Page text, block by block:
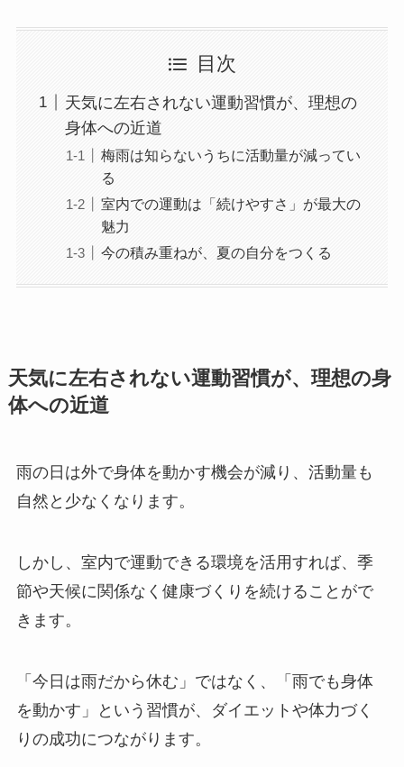
目次
天気に左右されない運動習慣が、理想の
身体への近道
梅雨は知らないうちに活動量が減ってい
る
室内での運動は「続けやすさ」が最大の
魅力
今の積み重ねが、夏の自分をつくる
天気に左右されない運動習慣が、理想の身
体への近道
雨の日は外で身体を動かす機会が減り、活動量も
自然と少なくなります。
しかし、室内で運動できる環境を活用すれば、季
節や天候に関係なく健康づくりを続けることがで
きます。
「今日は雨だから休む」ではなく、「雨でも身体
を動かす」という習慣が、ダイエットや体力づく
りの成功につながります。